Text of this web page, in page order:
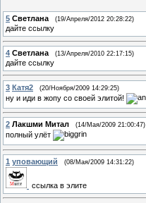
5 Светлана (19/Апреля/2012 20:28:22)
дайте ссылку
4 Светлана (13/Апреля/2010 22:17:15)
дайте ссылку
3 Катя2 (20/Ноября/2009 14:29:25)
ну и иди в жопу со своей элитой!
2 Лакшми Митал (14/Мая/2009 21:00:47)
полный улёт
1 уповающий (08/Мая/2009 14:31:22)
ссылка в элите